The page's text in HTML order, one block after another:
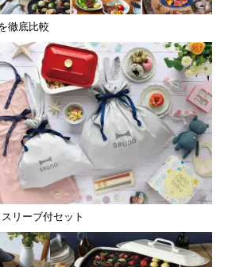
徹底比較
リーブ付セット